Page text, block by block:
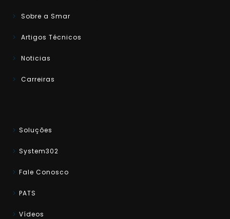
Sobre a Smar
Artigos Técnicos
Noticias
Carreiras
Soluções
System302
Fale Conosco
PATS
Vídeos